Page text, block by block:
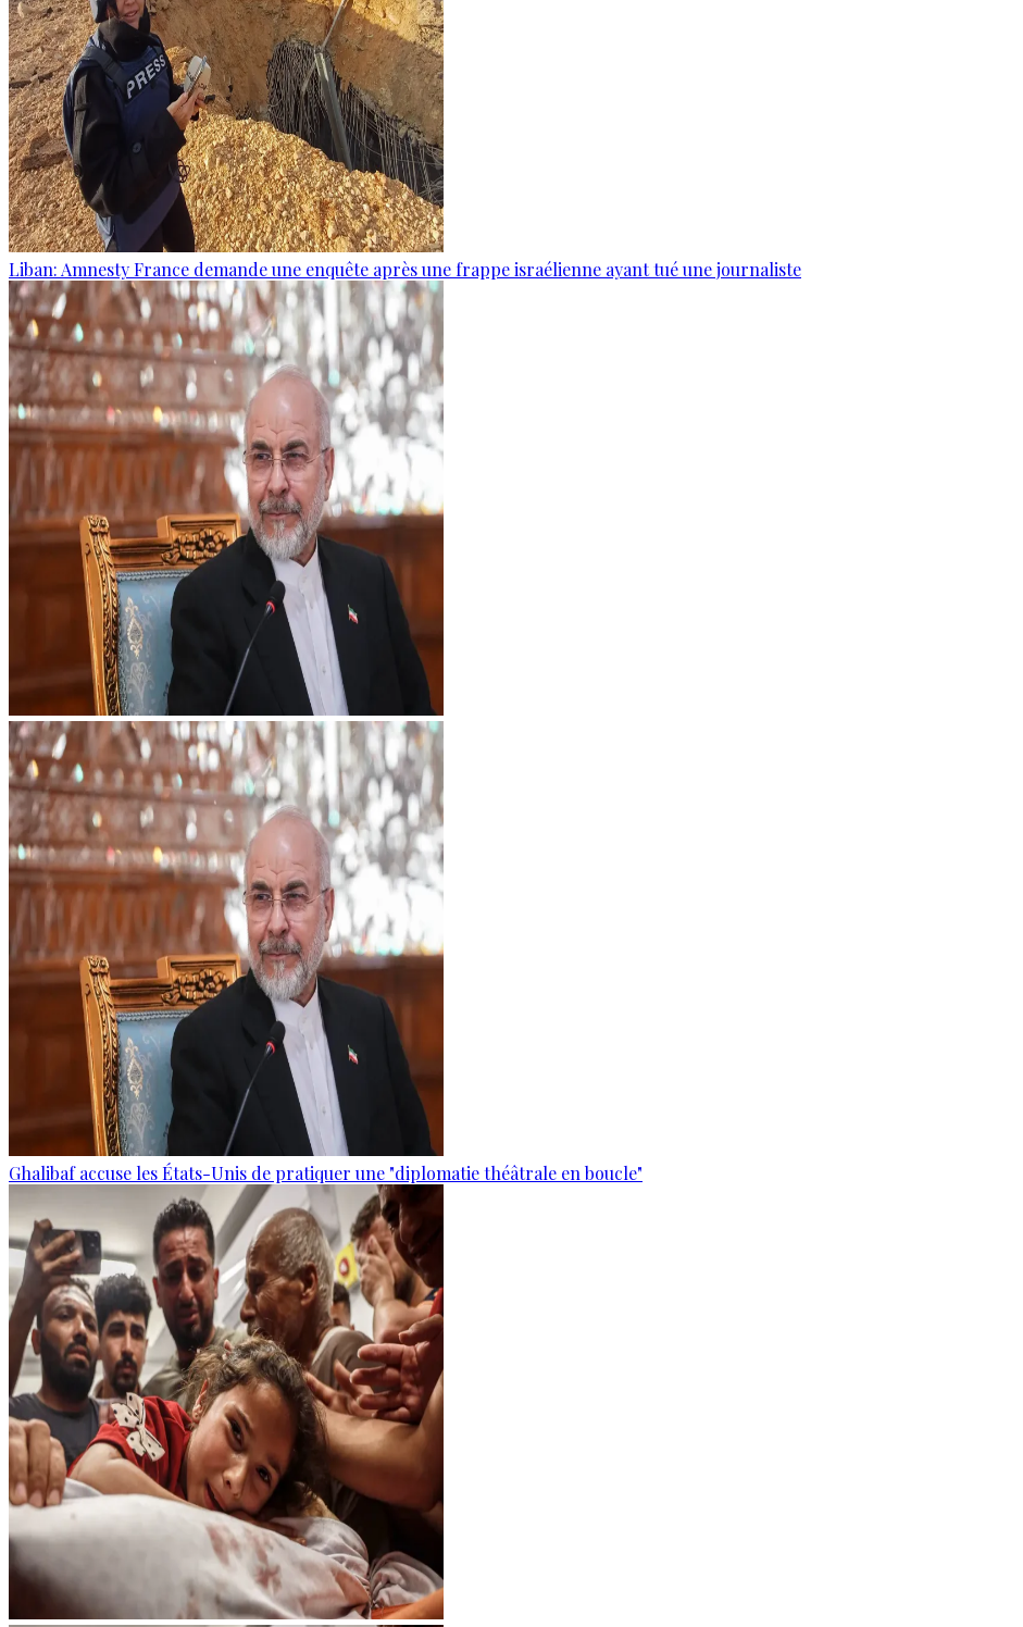
Liban: Amnesty France demande une enquête après une frappe israélienne ayant tué une journaliste
Ghalibaf accuse les États-Unis de pratiquer une "diplomatie théâtrale en boucle"